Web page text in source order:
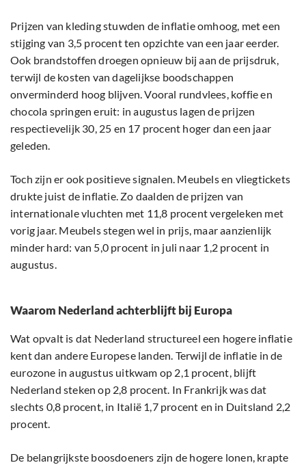
Prijzen van kleding stuwden de inflatie omhoog, met een
stijging van 3,5 procent ten opzichte van een jaar eerder.
Ook brandstoffen droegen opnieuw bij aan de prijsdruk,
terwijl de kosten van dagelijkse boodschappen
onverminderd hoog blijven. Vooral rundvlees, koffie en
chocola springen eruit: in augustus lagen de prijzen
respectievelijk 30, 25 en 17 procent hoger dan een jaar
geleden.
Toch zijn er ook positieve signalen. Meubels en vliegtickets
drukte juist de inflatie. Zo daalden de prijzen van
internationale vluchten met 11,8 procent vergeleken met
vorig jaar. Meubels stegen wel in prijs, maar aanzienlijk
minder hard: van 5,0 procent in juli naar 1,2 procent in
augustus.
Waarom Nederland achterblijft bij Europa
Wat opvalt is dat Nederland structureel een hogere inflatie
kent dan andere Europese landen. Terwijl de inflatie in de
eurozone in augustus uitkwam op 2,1 procent, blijft
Nederland steken op 2,8 procent. In Frankrijk was dat
slechts 0,8 procent, in Italië 1,7 procent en in Duitsland 2,2
procent.
De belangrijkste boosdoeners zijn de hogere lonen, krapte